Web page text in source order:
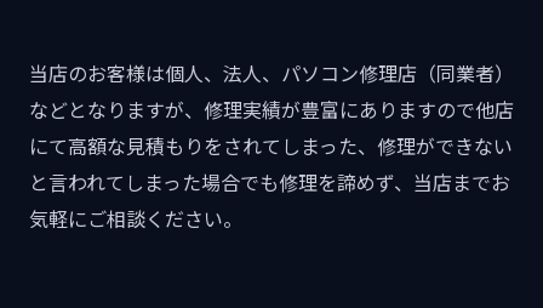
当店のお客様は個人、法人、パソコン修理店（同業者）
などとなりますが、修理実績が豊富にありますので他店
にて高額な見積もりをされてしまった、修理ができない
と言われてしまった場合でも修理を諦めず、当店までお
気軽にご相談ください。